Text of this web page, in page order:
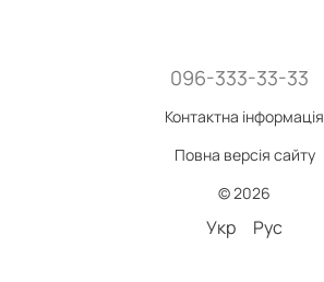
096-333-33-33
Контактна інформація
Повна версія сайту
© 2026
Укр Рус